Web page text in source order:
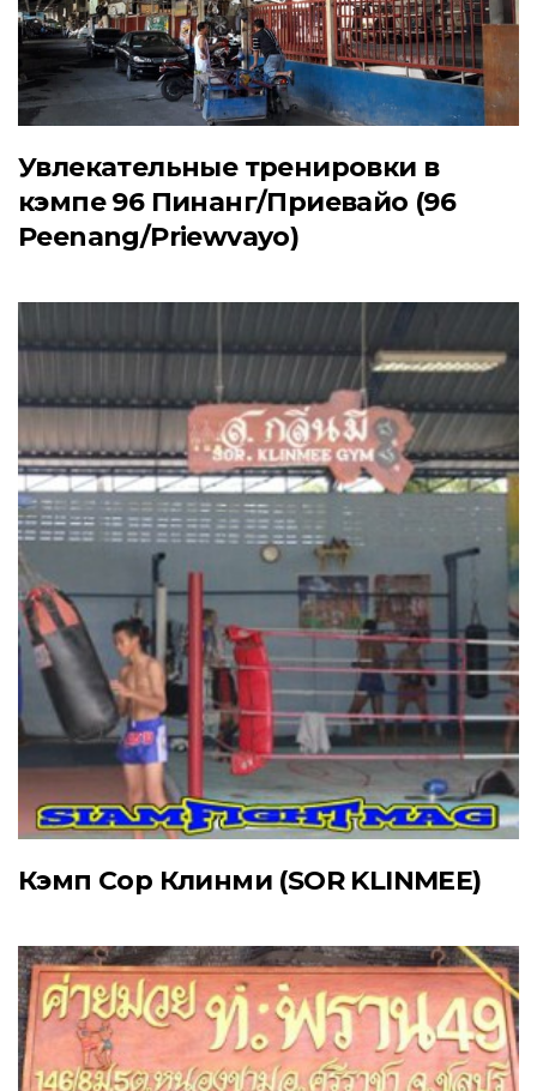
Увлекательные тренировки в
кэмпе 96 Пинанг/Приевайо (96
Peenang/Priewvayo)
Кэмп Сор Клинми (SOR KLINMEE)